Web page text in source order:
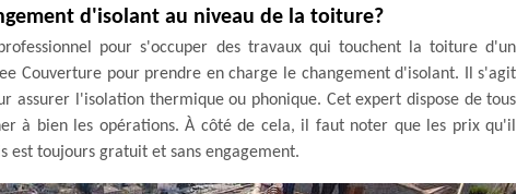
d'isolant au niveau de la toiture?
pour s'occuper des travaux qui touchent la toiture d'un
Couverture pour prendre en charge le changement d'isolant. Il s'agit
assurer l'isolation thermique ou phonique. Cet expert dispose de tous
à bien les opérations. À côté de cela, il faut noter que les prix qu'il
est toujours gratuit et sans engagement.